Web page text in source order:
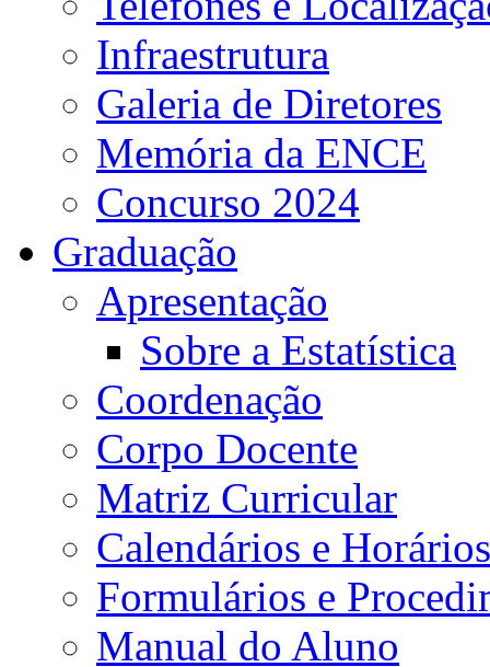
Infraestrutura
Galeria de Diretores
Memória da ENCE
Concurso 2024
Graduação
Apresentação
Sobre a Estatística
Coordenação
Corpo Docente
Matriz Curricular
Calendários e Horários
Formulários e
Manual do Aluno